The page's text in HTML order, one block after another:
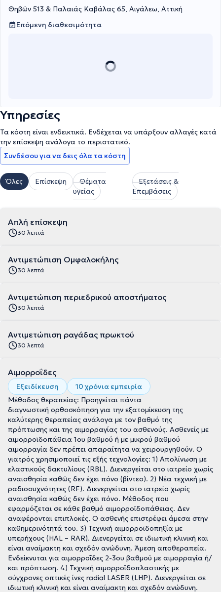
Θηβών 513 & Παλαιάς Καβάλας 65, Αιγάλεω, Αττική
Επόμενη διαθεσιμότητα
Υπηρεσίες
Τα κόστη είναι ενδεικτικά. Ενδέχεται να υπάρξουν αλλαγές κατά
την επίσκεψη ανάλογα το περιστατικό.
Συνδέσου για να δεις όλα τα κόστη
Όλες Επίσκεψη
Θέματα
υγείας
Εξετάσεις &
Επεμβάσεις
Απλή επίσκεψη
30 λεπτά
Αντιμετώπιση Ομφαλοκήλης
30 λεπτά
Αντιμετώπιση περιεδρικού αποστήματος
30 λεπτά
Αντιμετώπιση ραγάδας πρωκτού
30 λεπτά
Αιμορροΐδες
Εξειδίκευση
10 χρόνια εμπειρία
Μέθοδος θεραπείας: Προηγείται πάντα
διαγνωστική ορθοσκόπηση για την εξατομίκευση της
καλύτερης θεραπείας ανάλογα με τον βαθμό της
πρόπτωσης και της αιμορραγίας του ασθενούς. Ασθενείς με
αιμορροϊδοπάθεια 1ου βαθμού ή με μικρού βαθμού
αιμορραγία δεν πρέπει απαραίτητα να χειρουργηθούν. Ο
γιατρός χρησιμοποιεί τις εξής τεχνολογίες: 1) Απολίνωση με
ελαστικούς δακτυλίους (RBL). Διενεργείται στο ιατρείο χωρίς
αναισθησία καθώς δεν έχει πόνο (βίντεο). 2) Νέα τεχνική με
ραδιοσυχνότητες (RF). Διενεργείται στο ιατρείο χωρίς
αναισθησία καθώς δεν έχει πόνο. Μέθοδος που
εφαρμόζεται σε κάθε βαθμό αιμορροϊδοπάθειας. Δεν
αναφέρονται επιπλοκές. Ο ασθενής επιστρέφει άμεσα στην
καθημερινότητά του. 3) Τεχνική αιμορροϊδοπηξία με
υπερήχους (HAL – RAR). Διενεργείται σε ιδιωτική κλινική και
είναι αναίμακτη και σχεδόν ανώδυνη. Άμεση αποθεραπεία.
Ενδείκνυται για αιμορροΐδες 2-3ου βαθμού με αιμορραγία ή/
και πρόπτωση. 4) Τεχνική αιμορροϊδοπλαστικής με
σύγχρονες οπτικές ίνες radial LASER (LHP). Διενεργείται σε
ιδιωτική κλινική και είναι αναίμακτη και σχεδόν ανώδυνη.